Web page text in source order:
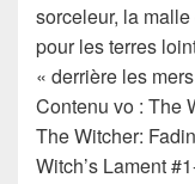
sorceleur, la
pour les terres
« derrière les
Contenu vo : The
The Witcher:
Witch’s Lament